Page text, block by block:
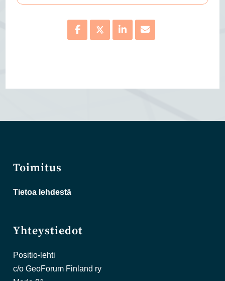
Toimitus
Tietoa lehdestä
Yhteystiedot
Positio-lehti
c/o GeoForum Finland ry